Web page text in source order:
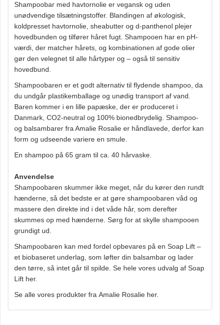
Shampoobar med havtornolie er vegansk og uden
unødvendige tilsætningstoffer. Blandingen af økologisk,
koldpresset havtornolie, sheabutter og d-panthenol plejer
hovedbunden og tilfører håret fugt. Shampooen har en pH-
værdi, der matcher hårets, og kombinationen af gode olier
gør den velegnet til alle hårtyper og – også til sensitiv
hovedbund.
Shampoobaren er et godt alternativ til flydende shampoo, da
du undgår plastikemballage og unødig transport af vand.
Baren kommer i en lille papæske, der er produceret i
Danmark, CO2-neutral og 100% bionedbrydelig. Shampoo-
og balsambarer fra Amalie Rosalie er håndlavede, derfor kan
form og udseende variere en smule.
En shampoo på 65 gram til ca. 40 hårvaske.
Anvendelse
Shampoobaren skummer ikke meget, når du kører den rundt
hænderne, så det bedste er at gøre shampoobaren våd og
massere den direkte ind i det våde hår, som derefter
skummes op med hænderne. Sørg for at skylle shampooen
grundigt ud.
Shampoobaren kan med fordel opbevares på en Soap Lift –
et biobaseret underlag, som løfter din balsambar og lader
den tørre, så intet går til spilde. Se hele vores udvalg af Soap
Lift her.
Se alle vores produkter fra Amalie Rosalie her.